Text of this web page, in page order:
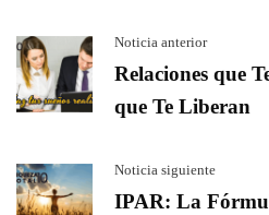
Noticia anterior
Relaciones que
que Te Liberan
Noticia siguiente
IPAR: La